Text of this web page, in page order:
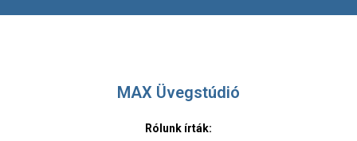
MAX Üvegstúdió
Rólunk írták: